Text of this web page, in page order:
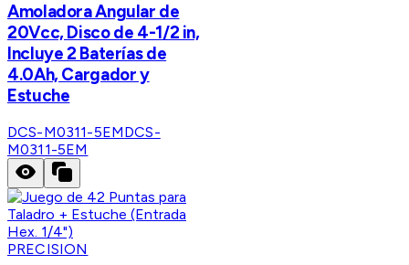
Amoladora Angular de
20Vcc, Disco de 4-1/2 in,
Incluye 2 Baterías de
4.0Ah, Cargador y
Estuche
DCS-M0311-5EMDCS-
M0311-5EM
PRECISION